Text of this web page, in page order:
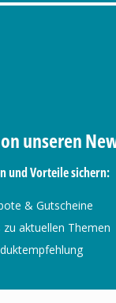
unseren
und Vorteile sichern:
& Gutscheine
zu aktuellen Themen